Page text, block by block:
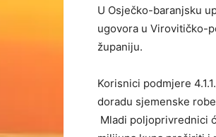
U Osječko-baranjsku
ugovora u Virovitičko-
županiju.
Korisnici podmjere
doradu sjemenske
Mladi poljoprivrednici